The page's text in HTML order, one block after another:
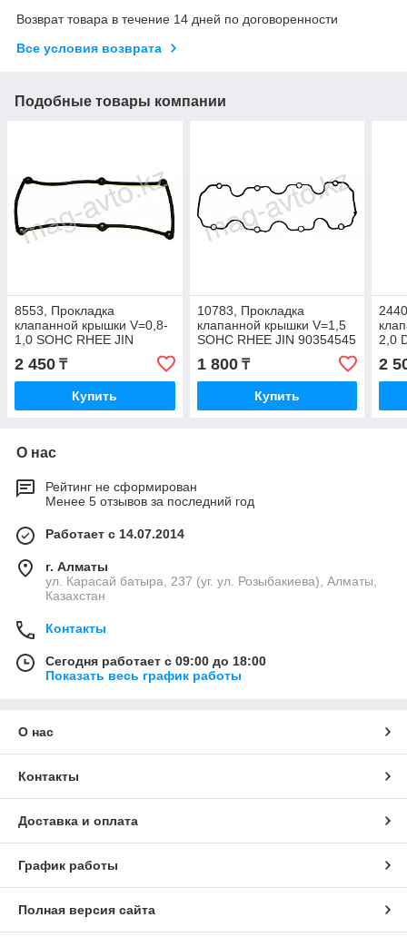
Возврат товара в течение 14 дней по договоренности
Все условия возврата
Подобные товары компании
8553, Прокладка
клапанной крышки V=0,8-
1,0 SOHC RHEE JIN
22441-02500
2 450 ₸
Купить
10783, Прокладка
клапанной крышки V=1,5
SOHC RHEE JIN 90354545
1 800₸
Купить
2,0
2
О нас
Рейтинг не сформирован
Менее 5 отзывов за последний год
Работает с 14.07.2014
г. Алматы
ул. Карасай батыра, 237 (уг. ул. Розыбакиева), Алматы,
Казахстан
Контакты
Сегодня работает с 09:00 до 18:00
Показать весь график работы
О нас
Контакты
Доставка и оплата
График работы
Полная версия сайта